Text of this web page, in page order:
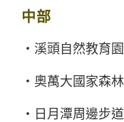
中部
・溪頭自然教育
・奧萬大國家森
・日月潭周邊步